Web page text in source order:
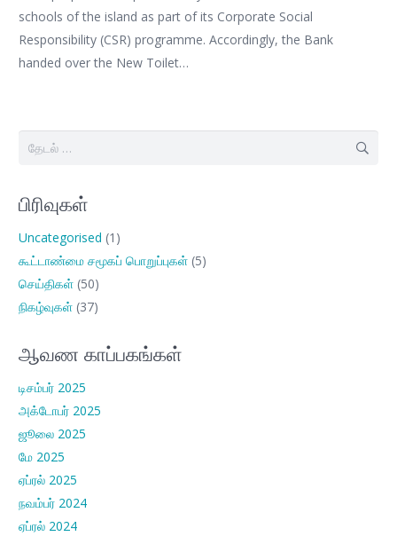
schools of the island as part of its Corporate Social
Responsibility (CSR) programme. Accordingly, the Bank
handed over the New Toilet…
இதற்காகத்
பிரிவுகள்
Uncategorised (1)
கூட்டாண்மை சமூகப் பொறுப்புகள் (5)
செய்திகள் (50)
நிகழ்வுகள் (37)
ஆவண காப்பகங்கள்
டிசம்பர் 2025
அக்டோபர் 2025
ஜூலை 2025
மே 2025
ஏப்ரல் 2025
நவம்பர் 2024
ஏப்ரல் 2024